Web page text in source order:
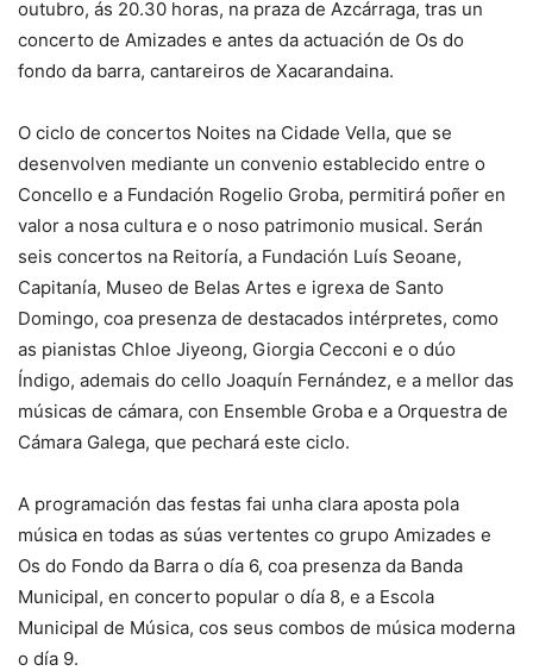
outubro, ás 20.30 horas, na praza de Azcárraga, tras un
concerto de Amizades e antes da actuación de Os do
fondo da barra, cantareiros de Xacarandaina.
O ciclo de concertos Noites na Cidade Vella, que se
desenvolven mediante un convenio establecido entre o
Concello e a Fundación Rogelio Groba, permitirá poñer en
valor a nosa cultura e o noso patrimonio musical. Serán
seis concertos na Reitoría, a Fundación Luís Seoane,
Capitanía, Museo de Belas Artes e igrexa de Santo
Domingo, coa presenza de destacados intérpretes, como
as pianistas Chloe Jiyeong, Giorgia Cecconi e o dúo
Índigo, ademais do cello Joaquín Fernández, e a mellor das
músicas de cámara, con Ensemble Groba e a Orquestra de
Cámara Galega, que pechará este ciclo.
A programación das festas fai unha clara aposta pola
música en todas as súas vertentes co grupo Amizades e
Os do Fondo da Barra o día 6, coa presenza da Banda
Municipal, en concerto popular o día 8, e a Escola
Municipal de Música, cos seus combos de música moderna
o día 9.